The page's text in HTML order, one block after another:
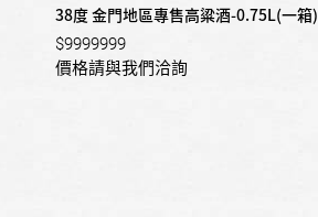
38度 金門地區專售高粱酒-0.75L(一箱)
$9999999
價格請與我們洽詢